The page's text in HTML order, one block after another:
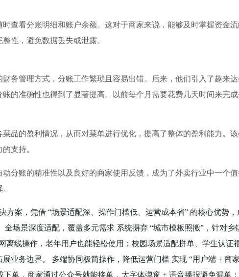
查看分账明细和账户余额。这对于商家来说，能够及时掌握资金
性，避免数据丢失或泄露。
务管理方式，分账工作繁琐且容易出错。后来，他们引入了趣来
的准确性也得到了显著提高。以前每个月需要花费几天时间来完
品的盈利情况，从而对菜单进行优化，提高了整体的盈利能力。
支持。
分账的精准性以及良好的商家使用反馈，成为了外卖行业中一个
方案，凭借 “场景适配深、操作门槛低、运营成本省” 的核心优势
场景深度适配，覆盖多元需求 系统摒弃 “城市模板照搬”，针对
离线操作，老年用户也能轻松使用；校园场景适配拼单、学生认
业务边界。 多端协同极简操作，降低运营门槛 实现 “用户端 + 商
单，商家通过公众号就能接单，大字体弹窗 + 语音播报避免漏单